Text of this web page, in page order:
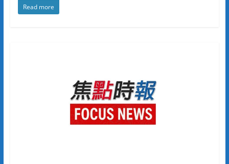
Read more